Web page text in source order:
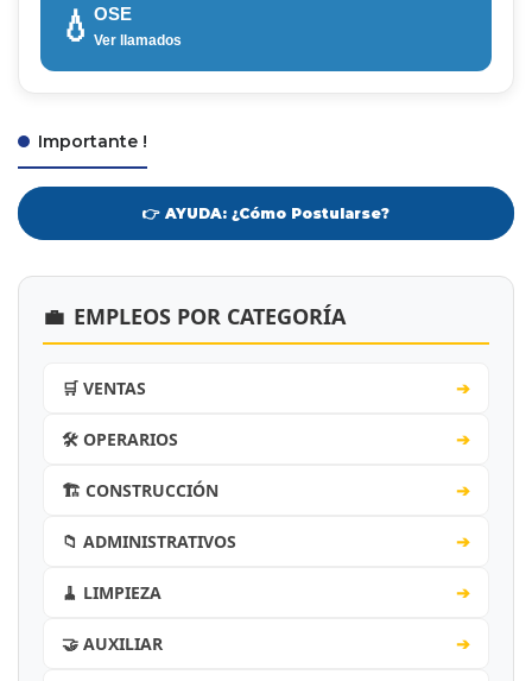
💧 OSE
Ver llamados
Importante !
👉 AYUDA: ¿Cómo Postularse?
💼 EMPLEOS POR CATEGORÍA
🛒 VENTAS ➔
🛠️ OPERARIOS ➔
🏗️ CONSTRUCCIÓN ➔
📁 ADMINISTRATIVOS ➔
🧹 LIMPIEZA ➔
🤝 AUXILIAR ➔